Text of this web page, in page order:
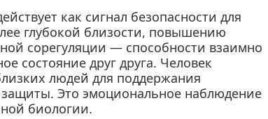
как сигнал безопасности для
глубокой близости, повышению
сорегуляции — способности взаимно
состояние друг друга. Человек
людей для поддержания
Это эмоциональное наблюдение
биологии.